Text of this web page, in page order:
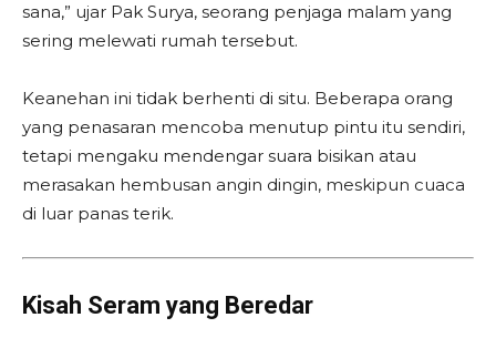
sana,” ujar Pak Surya, seorang penjaga malam yang
sering melewati rumah tersebut.
Keanehan ini tidak berhenti di situ. Beberapa orang
yang penasaran mencoba menutup pintu itu sendiri,
tetapi mengaku mendengar suara bisikan atau
merasakan hembusan angin dingin, meskipun cuaca
di luar panas terik.
Kisah Seram yang Beredar